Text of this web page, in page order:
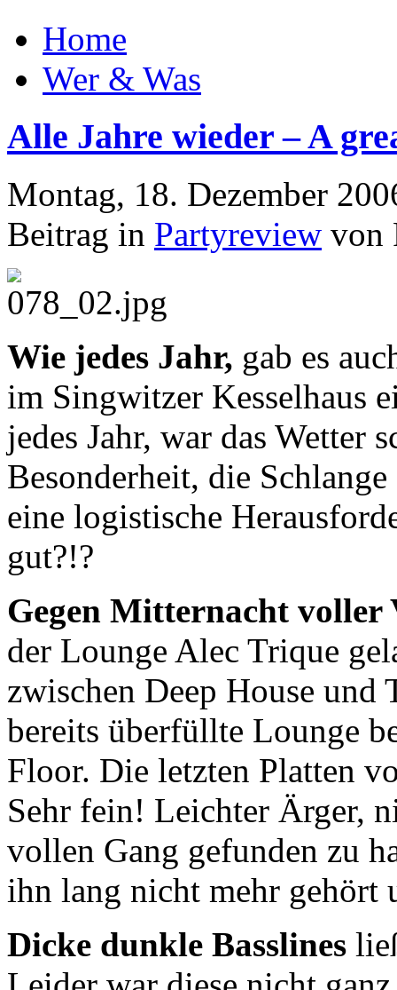
Home
Wer & Was
Alle Jahre wieder – A
Montag, 18. Dezember
Beitrag in Partyreview von
Wie jedes Jahr, gab es
im Singwitzer Kesselhaus
jedes Jahr, war das Wetter
Besonderheit, die
eine logistische
gut?!?
Gegen Mitternacht voller
der Lounge Alec Trique
zwischen Deep House und
bereits überfüllte Lounge
Floor. Die letzten Platten
Sehr fein! Leichter Ärger,
vollen Gang gefunden zu
ihn lang nicht mehr gehört
Dicke dunkle Basslines